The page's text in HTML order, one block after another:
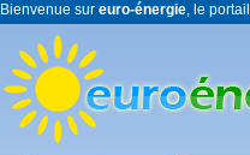
Bienvenue sur euro-énergie, le